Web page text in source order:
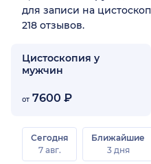
для записи на
218 отзывов.
Цистоскопия у
мужчин
от 7600 ₽
Сегодня
7 авг.
Ближайшие
3 дня